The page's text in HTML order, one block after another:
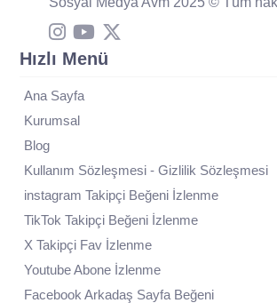
Hızlı Menü
Ana Sayfa
Kurumsal
Blog
Kullanım Sözleşmesi - Gizlilik Sözleşmesi
instagram Takipçi Beğeni İzlenme
TikTok Takipçi Beğeni İzlenme
X Takipçi Fav İzlenme
Youtube Abone İzlenme
Facebook Arkadaş Sayfa Beğeni